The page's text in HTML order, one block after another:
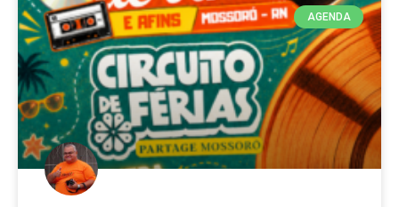
AGENDA